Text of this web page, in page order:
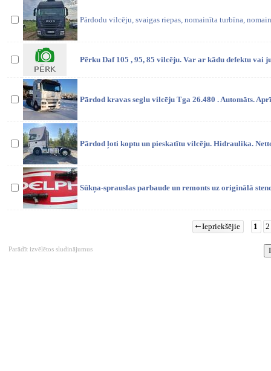
Pārdodu vilcēju, svaigas riepas, nomainīta turbīna,
Pērku Daf 105 , 95, 85 vilcēju. Var ar kādu defektu vai
Pārdod kravas seglu vilcēju Tga 26.480 . Automāts.
Pārdod ļoti koptu un pieskatītu vilcēju. Hidraulika.
Sūkņa-sprauslas parbaude un remonts uz originālā
Iepriekšējie 1 2
Parādīt izvēlētos sludinājumus